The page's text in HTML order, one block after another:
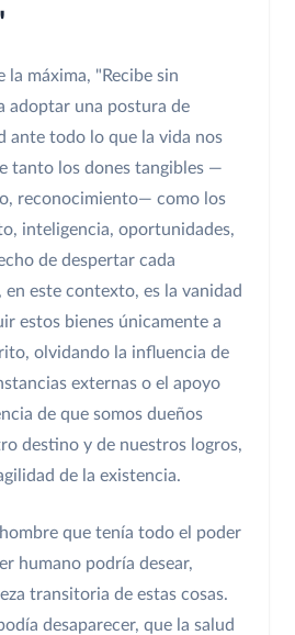
la máxima, "Recibe sin
adoptar una postura de
ante todo lo que la vida nos
tanto los dones tangibles —
reconocimiento— como los
inteligencia, oportunidades,
de despertar cada
en este contexto, es la vanidad
estos bienes únicamente a
olvidando la influencia de
externas o el apoyo
de que somos dueños
destino y de nuestros logros,
de la existencia.
que tenía todo el poder
humano podría desear,
transitoria de estas cosas.
desaparecer, que la salud